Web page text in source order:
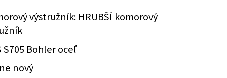
výstružník: HRUBŠÍ komorový
S705 Bohler oceľ
nový